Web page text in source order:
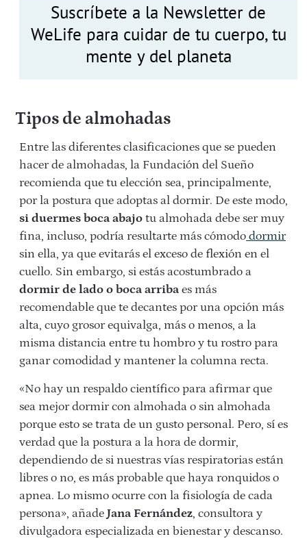
Suscríbete a la Newsletter de
WeLife para cuidar de tu cuerpo, tu
mente y del planeta
Tipos de almohadas
Entre las diferentes clasificaciones que se pueden
hacer de almohadas, la Fundación del Sueño
recomienda que tu elección sea, principalmente,
por la postura que adoptas al dormir. De este modo,
si duermes boca abajo tu almohada debe ser muy
fina, incluso, podría resultarte más cómodo dormir
sin ella, ya que evitarás el exceso de flexión en el
cuello. Sin embargo, si estás acostumbrado a
dormir de lado o boca arriba es más
recomendable que te decantes por una opción más
alta, cuyo grosor equivalga, más o menos, a la
misma distancia entre tu hombro y tu rostro para
ganar comodidad y mantener la columna recta.
«No hay un respaldo científico para afirmar que
sea mejor dormir con almohada o sin almohada
porque esto se trata de un gusto personal. Pero, sí es
verdad que la postura a la hora de dormir,
dependiendo de si nuestras vías respiratorias están
libres o no, es más probable que haya ronquidos o
apnea. Lo mismo ocurre con la fisiología de cada
persona», añade Jana Fernández, consultora y
divulgadora especializada en bienestar y descanso.